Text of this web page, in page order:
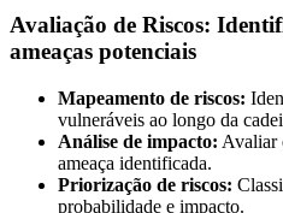
Avaliação de Riscos:
ameaças potenciais
Mapeamento de riscos:
vulneráveis ao longo da
Análise de impacto: Avaliar
ameaça identificada.
Priorização de riscos:
probabilidade e impacto.